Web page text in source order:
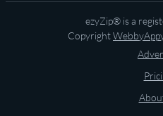
ezyZip® is a
Copyright